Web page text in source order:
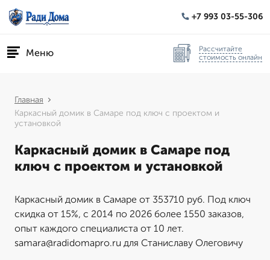
+7 993 03-55-306
Меню
Рассчитайте
стоимость онлайн
Главная
Каркасный домик в Самаре под ключ с проектом и
установкой
Каркасный домик в Самаре под
ключ с проектом и установкой
Каркасный домик в Самаре от 353710 руб. Под ключ
скидка от 15%, с 2014 по 2026 более 1550 заказов,
опыт каждого специалиста от 10 лет.
samara@radidomapro.ru для Станиславу Олеговичу